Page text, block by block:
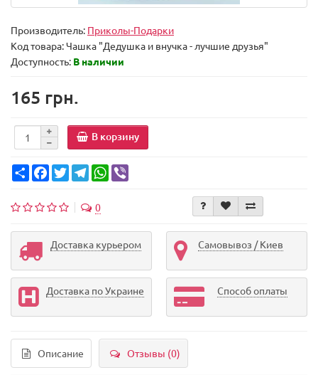
Производитель: Приколы-Подарки
Код товара:Чашка "Дедушка и внучка - лучшие друзья"
Доступность: В наличии
165 грн.
В корзину
Share FacebookTwitterTelegramWhatsApp
0
Доставка курьером Самовывоз / Киев
Доставка по Украине Способ оплаты
Описание Отзывы (0)